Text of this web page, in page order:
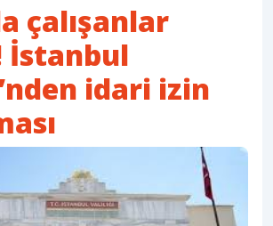
çalışanlar
idari izin